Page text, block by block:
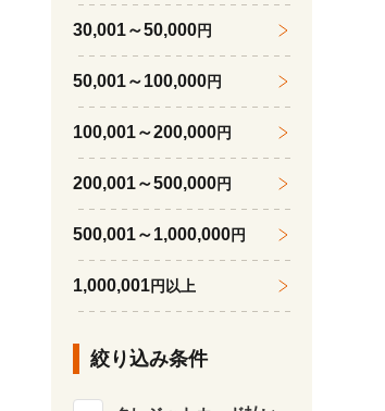
30,001～50,000円
50,001～100,000円
100,001～200,000円
200,001～500,000円
500,001～1,000,000円
1,000,001円以上
絞り込み条件